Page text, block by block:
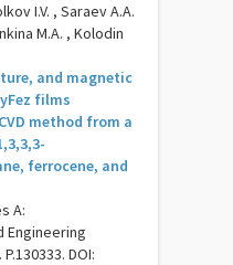
I.V. , Saraev A.A.
M.A. , Kolodin
and magnetic
films
method from a
ferrocene, and
A:
Engineering
DOI: